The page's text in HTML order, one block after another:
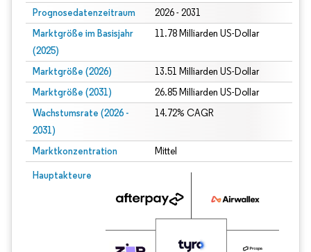
Prognosedatenzeitraum 2026 - 2031
Marktgröße im Basisjahr
(2025)
11.78 Milliarden US-Dollar
Marktgröße (2026) 13.51 Milliarden US-Dollar
Marktgröße (2031) 26.85 Milliarden US-Dollar
Wachstumsrate (2026 -
2031)
14.72% CAGR
Marktkonzentration Mittel
Hauptakteure
Bild © Mordor Intelligence. Wiederverwendung erfordert Namensnennung